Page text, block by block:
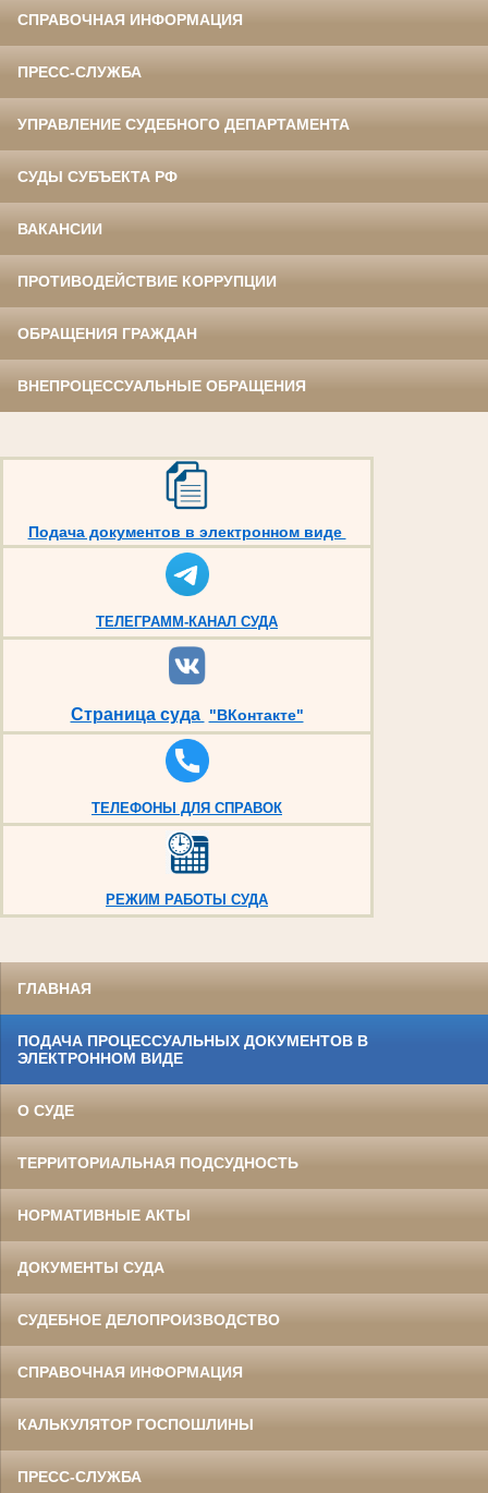
СПРАВОЧНАЯ ИНФОРМАЦИЯ
ПРЕСС-СЛУЖБА
УПРАВЛЕНИЕ СУДЕБНОГО ДЕПАРТАМЕНТА
СУДЫ СУБЪЕКТА РФ
ВАКАНСИИ
ПРОТИВОДЕЙСТВИЕ КОРРУПЦИИ
ОБРАЩЕНИЯ ГРАЖДАН
ВНЕПРОЦЕССУАЛЬНЫЕ ОБРАЩЕНИЯ
Подача документов в электронном виде
ТЕЛЕГРАММ-КАНАЛ СУДА
Страница суда "ВКонтакте"
ТЕЛЕФОНЫ ДЛЯ СПРАВОК
РЕЖИМ РАБОТЫ СУДА
ГЛАВНАЯ
ПОДАЧА ПРОЦЕССУАЛЬНЫХ ДОКУМЕНТОВ В
ЭЛЕКТРОННОМ ВИДЕ
О СУДЕ
ТЕРРИТОРИАЛЬНАЯ ПОДСУДНОСТЬ
НОРМАТИВНЫЕ АКТЫ
ДОКУМЕНТЫ СУДА
СУДЕБНОЕ ДЕЛОПРОИЗВОДСТВО
СПРАВОЧНАЯ ИНФОРМАЦИЯ
КАЛЬКУЛЯТОР ГОСПОШЛИНЫ
ПРЕСС-СЛУЖБА